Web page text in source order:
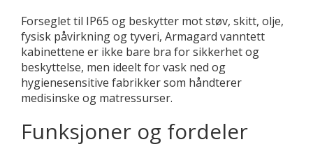
Forseglet til IP65 og beskytter mot støv, skitt, olje,
fysisk påvirkning og tyveri, Armagard vanntett
kabinettene er ikke bare bra for sikkerhet og
beskyttelse, men ideelt for vask ned og
hygienesensitive fabrikker som håndterer
medisinske og matressurser.
Funksjoner og fordeler